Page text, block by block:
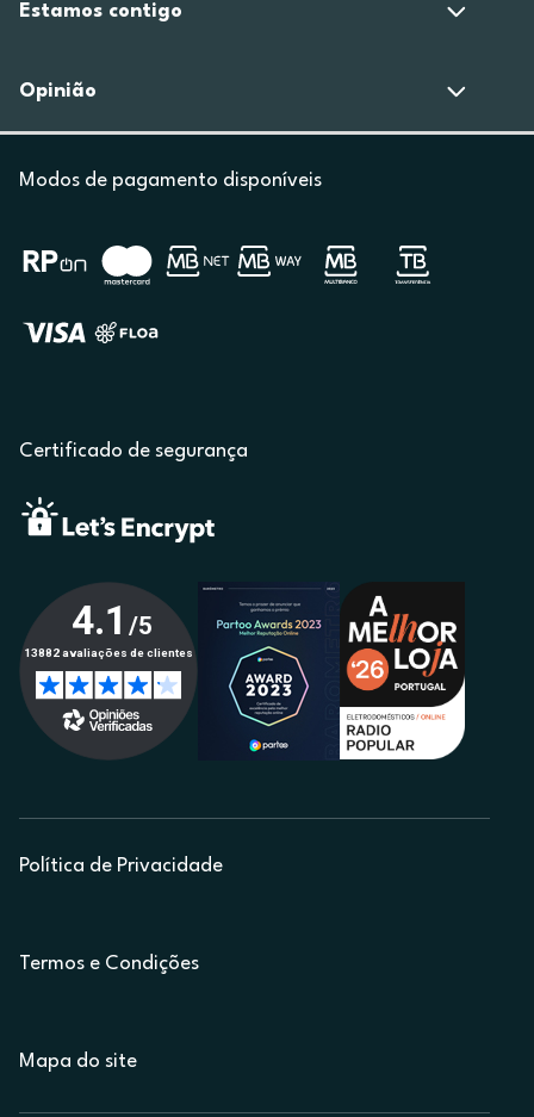
Estamos contigo
Opinião
Modos de pagamento disponíveis
Certificado de segurança
Política de Privacidade
Termos e Condições
Mapa do site